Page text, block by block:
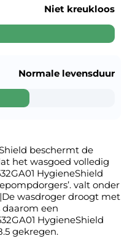
Niet kreukloos
Normale levensduur
beschermt de
het wasgoed volledig
HygieneShield
valt onder
|De wasdroger droogt met
een
HygieneShield
gekregen.